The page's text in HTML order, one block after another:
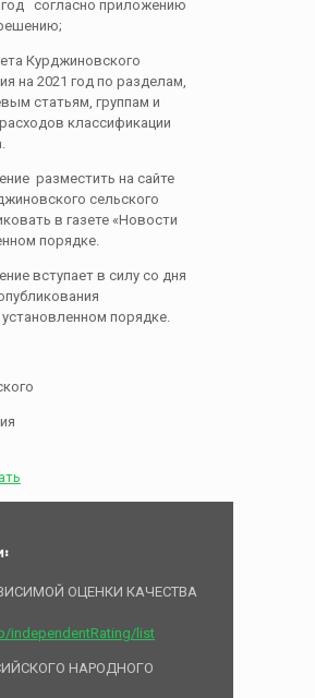
год согласно приложению
Курджиновского
на 2021 год по разделам,
статьям, группам и
классификации
разместить на сайте
сельского
в газете «Новости
порядке.
вступает в силу со дня
порядке.
поселения
ОЦЕНКИ КАЧЕСТВА
independentRating/list
НАРОДНОГО